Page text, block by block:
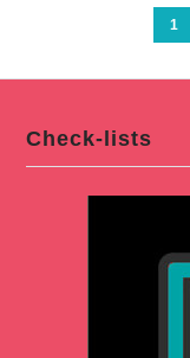
1
Check-lists